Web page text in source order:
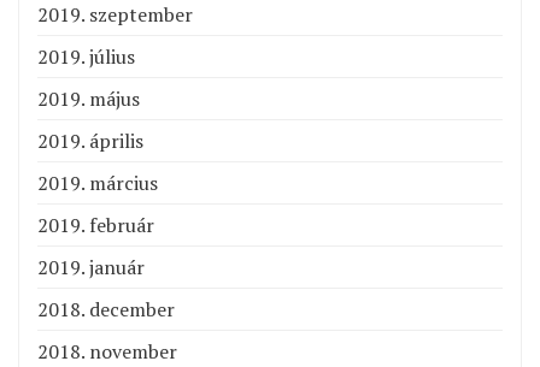
2019. szeptember
2019. július
2019. május
2019. április
2019. március
2019. február
2019. január
2018. december
2018. november